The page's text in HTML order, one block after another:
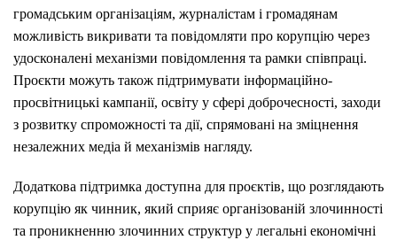
громадським організаціям, журналістам і громадянам
можливість викривати та повідомляти про корупцію через
удосконалені механізми повідомлення та рамки співпраці.
Проєкти можуть також підтримувати інформаційно-
просвітницькі кампанії, освіту у сфері доброчесності, заходи
з розвитку спроможності та дії, спрямовані на зміцнення
незалежних медіа й механізмів нагляду.
Додаткова підтримка доступна для проєктів, що розглядають
корупцію як чинник, який сприяє організованій злочинності
та проникненню злочинних структур у легальні економічні